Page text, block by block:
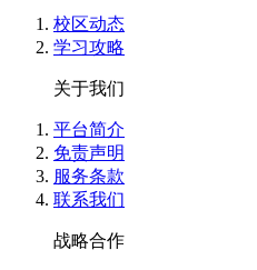
战*罪 (****)
价格也实惠，性价比超
春**杏 (****)
符老师讲的实操课讲的
的同学不要担心，只要
校区动态
学习攻略
关于我们
平台简介
免责声明
服务条款
联系我们
战略合作